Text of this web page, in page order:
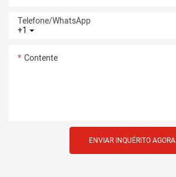
+1
Telefone/whatsApp
Contente
ENVIAR INQUÉRITO AGORA